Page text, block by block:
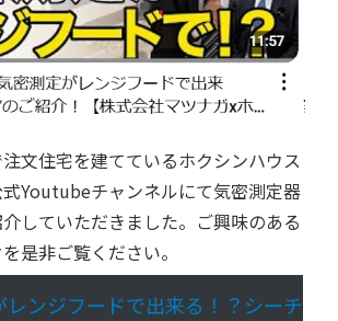
文住宅を建てているホクシンハウス
Youtubeチャンネルにて気密測定器
していただきました。ご興味のある
是非ご覧ください。
レンジフードで出来る！？シーチ